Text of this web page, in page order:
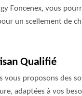
Foncenex, vous
un scellement de
Qualifié
vous proposons des
adaptées à vos